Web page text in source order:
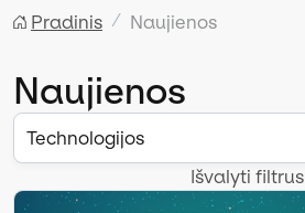
Pradinis Naujienos
Naujienos
Technologijos
Išvalyti filtrus